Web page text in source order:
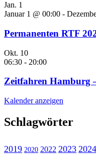
Jan. 1
Januar 1 @ 00:00 -
Permanenten RTF
Okt. 10
06:30 - 20:00
Zeitfahren Hamburg
Kalender anzeigen
Schlagwörter
2019 2020 2022 2023 2024